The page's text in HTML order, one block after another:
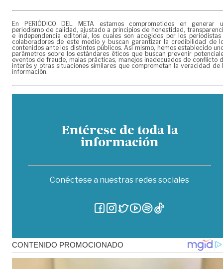
En PERIÓDICO DEL META estamos comprometidos en generar
periodismo de calidad, ajustado a principios de honestidad,
e independencia editorial, los cuales son acogidos por los periodistas
colaboradores de este medio y buscan garantizar la credibilidad de
contenidos ante los distintos públicos. Así mismo, hemos establecido
parámetros sobre los estándares éticos que buscan prevenir
eventos de fraude, malas prácticas, manejos inadecuados de conflicto
interés y otras situaciones similares que comprometan la veracidad de
información.
Entérese de toda la
información
Conéctese a nuestras redes sociales